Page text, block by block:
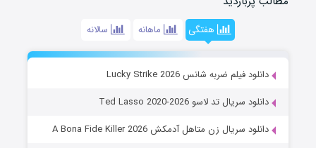
هفتگی ماهانه سالانه
دانلود فیلم ضربه شانس Lucky Strike 2026
دانلود سریال تد لاسو Ted Lasso 2020-2026
دانلود سریال زن متاهل آدمکش A Bona Fide Killer 2026